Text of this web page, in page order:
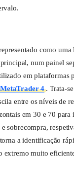
como
num painel
em plataformas
4 . Trata-
entre os níveis de
em 30 e 70 para
sobrecompra,
a identificação
extremo muito